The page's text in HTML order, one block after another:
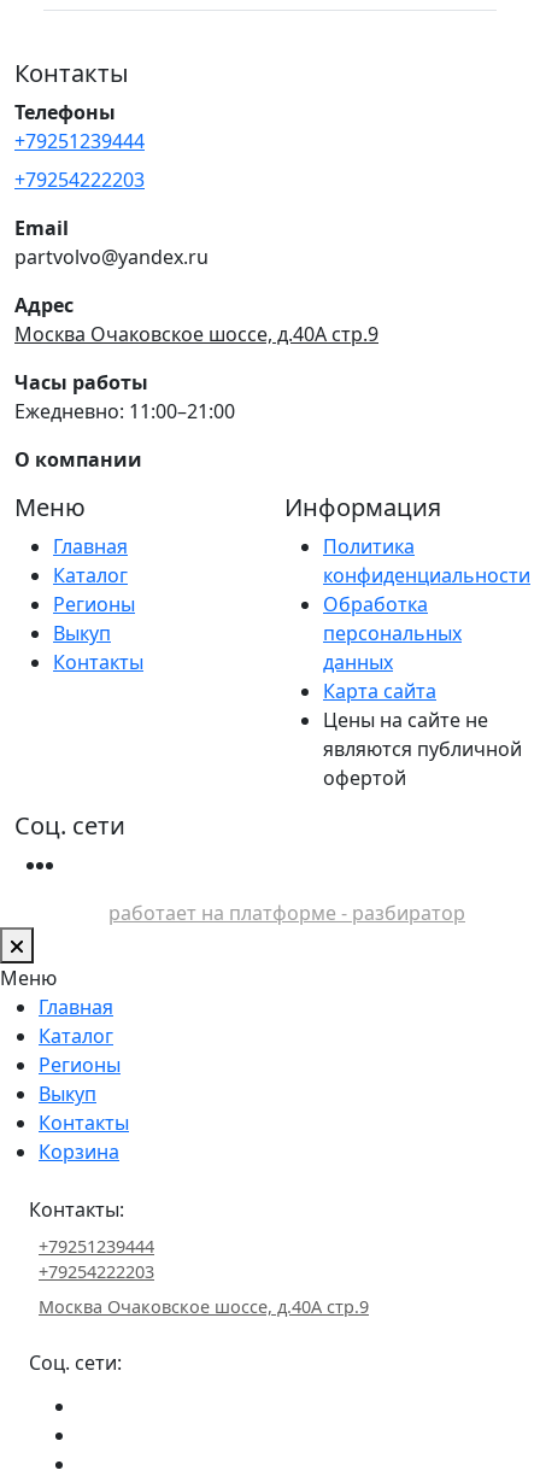
Контакты
Телефоны
+79251239444
+79254222203
Email
partvolvo@yandex.ru
Адрес
Москва Очаковское шоссе, д.40А стр.9
Часы работы
Ежедневно: 11:00–21:00
О компании
Меню
Главная
Каталог
Регионы
Выкуп
Контакты
Информация
Политика
конфиденциальности
Обработка
персональных
данных
Карта сайта
Цены на сайте не
являются публичной
офертой
Соц. сети
работает на платформе - разбиратор
Меню
Главная
Каталог
Регионы
Выкуп
Контакты
Корзина
Контакты:
+79251239444
+79254222203
Москва Очаковское шоссе, д.40А стр.9
Соц. сети: